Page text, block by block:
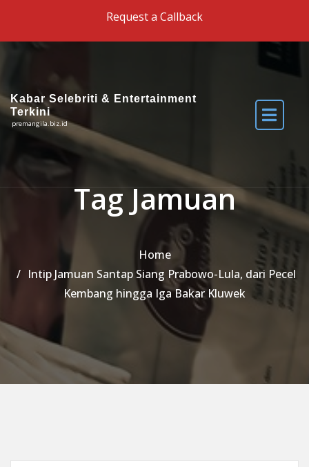
Request a Callback
Kabar Selebriti & Entertainment
Terkini
premangila.biz.id
Tag Jamuan
Home
Intip Jamuan Santap Siang Prabowo-Lula, dari Pecel
Kembang hingga Iga Bakar Kluwek